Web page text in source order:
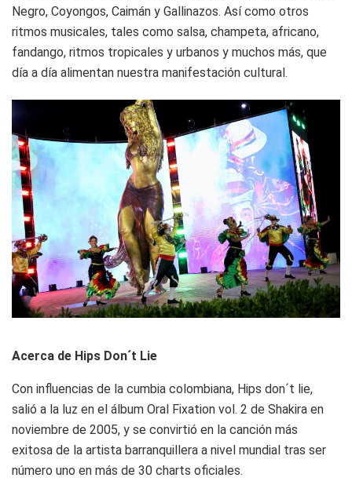
Negro, Coyongos, Caimán y Gallinazos. Así como otros
ritmos musicales, tales como salsa, champeta, africano,
fandango, ritmos tropicales y urbanos y muchos más, que
día a día alimentan nuestra manifestación cultural.
Acerca de Hips Don´t Lie
Con influencias de la cumbia colombiana, Hips don´t lie,
salió a la luz en el álbum Oral Fixation vol. 2 de Shakira en
noviembre de 2005, y se convirtió en la canción más
exitosa de la artista barranquillera a nivel mundial tras ser
número uno en más de 30 charts oficiales.